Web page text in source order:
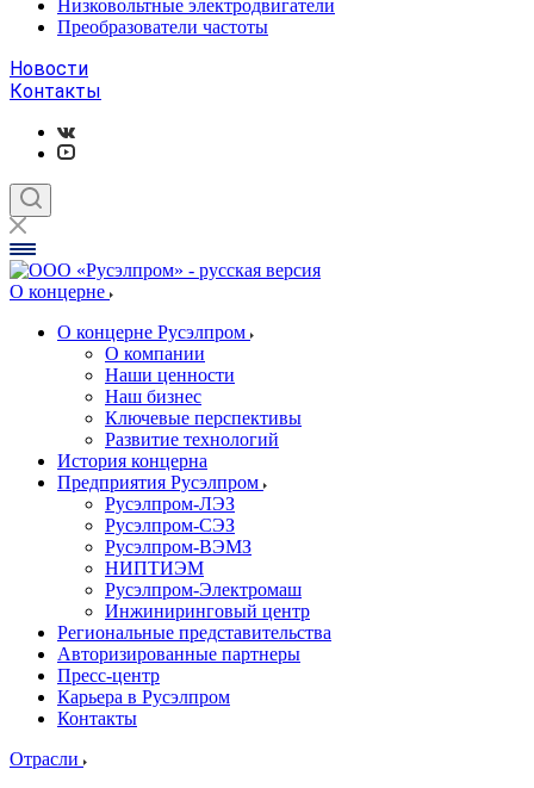
Низковольтные электродвигатели
Преобразователи частоты
Новости
Контакты
О концерне
О концерне Русэлпром
О компании
Наши ценности
Наш бизнес
Ключевые перспективы
Развитие технологий
История концерна
Предприятия Русэлпром
Русэлпром-ЛЭЗ
Русэлпром-СЭЗ
Русэлпром-ВЭМЗ
НИПТИЭМ
Русэлпром-Электромаш
Инжиниринговый центр
Региональные представительства
Авторизированные партнеры
Пресс-центр
Карьера в Русэлпром
Контакты
Отрасли